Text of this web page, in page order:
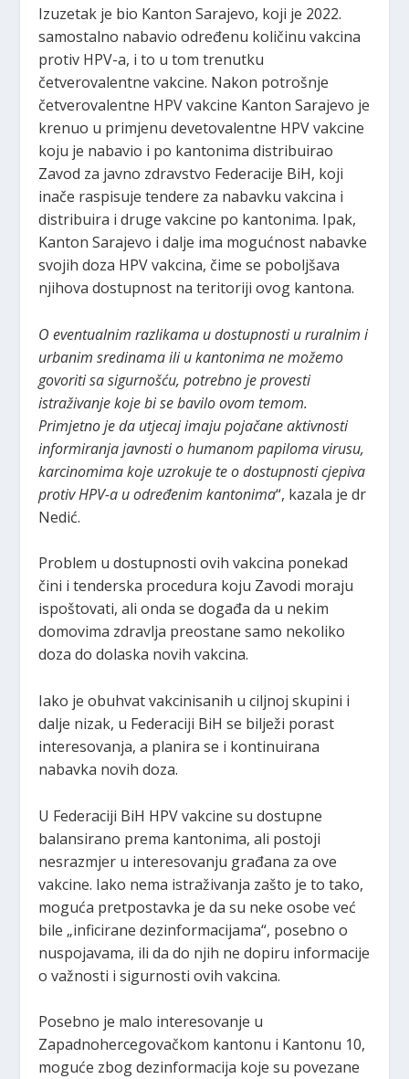
Izuzetak je bio Kanton Sarajevo, koji je 2022.
samostalno nabavio određenu količinu vakcina
protiv HPV-a, i to u tom trenutku
četverovalentne vakcine. Nakon potrošnje
četverovalentne HPV vakcine Kanton Sarajevo je
krenuo u primjenu devetovalentne HPV vakcine
koju je nabavio i po kantonima distribuirao
Zavod za javno zdravstvo Federacije BiH, koji
inače raspisuje tendere za nabavku vakcina i
distribuira i druge vakcine po kantonima. Ipak,
Kanton Sarajevo i dalje ima mogućnost nabavke
svojih doza HPV vakcina, čime se poboljšava
njihova dostupnost na teritoriji ovog kantona.
O eventualnim razlikama u dostupnosti u ruralnim i
urbanim sredinama ili u kantonima ne možemo
govoriti sa sigurnošću, potrebno je provesti
istraživanje koje bi se bavilo ovom temom.
Primjetno je da utjecaj imaju pojačane aktivnosti
informiranja javnosti o humanom papiloma virusu,
karcinomima koje uzrokuje te o dostupnosti cjepiva
protiv HPV-a u određenim kantonima“, kazala je dr
Nedić.
Problem u dostupnosti ovih vakcina ponekad
čini i tenderska procedura koju Zavodi moraju
ispoštovati, ali onda se događa da u nekim
domovima zdravlja preostane samo nekoliko
doza do dolaska novih vakcina.
Iako je obuhvat vakcinisanih u ciljnoj skupini i
dalje nizak, u Federaciji BiH se bilježi porast
interesovanja, a planira se i kontinuirana
nabavka novih doza.
U Federaciji BiH HPV vakcine su dostupne
balansirano prema kantonima, ali postoji
nesrazmjer u interesovanju građana za ove
vakcine. Iako nema istraživanja zašto je to tako,
moguća pretpostavka je da su neke osobe već
bile „inficirane dezinformacijama“, posebno o
nuspojavama, ili da do njih ne dopiru informacije
o važnosti i sigurnosti ovih vakcina.
Posebno je malo interesovanje u
Zapadnohercegovačkom kantonu i Kantonu 10,
moguće zbog dezinformacija koje su povezane